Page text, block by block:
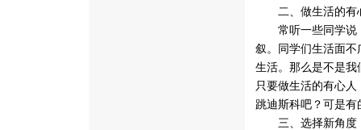
二、做生活的有
常听一些同学说，
叙。同学们生活面
生活。那么是不是
只要做生活的有心
跳迪斯科吧？可是
三、选择新角度